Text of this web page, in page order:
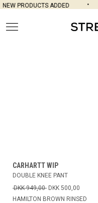
PRODUCTS ADDED
CARHARTT WIP
DOUBLE KNEE PANT
DKK 949,00 DKK 500,00
HAMILTON BROWN RINSED